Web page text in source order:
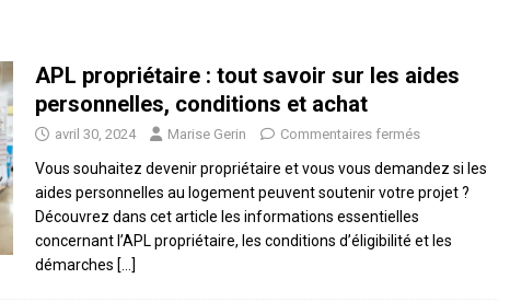
APL propriétaire : tout savoir sur les aides
personnelles, conditions et achat
avril 30, 2024 Marise Gerin Commentaires fermés
Vous souhaitez devenir propriétaire et vous vous demandez si les
aides personnelles au logement peuvent soutenir votre projet ?
Découvrez dans cet article les informations essentielles
concernant l’APL propriétaire, les conditions d’éligibilité et les
démarches […]